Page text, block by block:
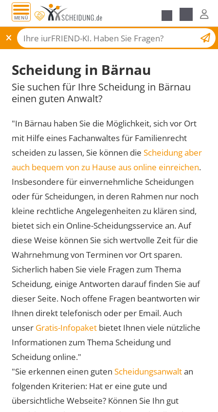
MENÜ
Scheidungsantrag
Scheidung in Bärnau
Sie suchen für Ihre Scheidung in Bärnau
einen guten Anwalt?
"In Bärnau haben Sie die Möglichkeit, sich vor Ort
mit Hilfe eines Fachanwaltes für Familienrecht
scheiden zu lassen, Sie können die Scheidung aber
auch bequem von zu Hause aus online einreichen.
Insbesondere für einvernehmliche Scheidungen
oder für Scheidungen, in deren Rahmen nur noch
kleine rechtliche Angelegenheiten zu klären sind,
bietet sich ein Online-Scheidungsservice an. Auf
diese Weise können Sie sich wertvolle Zeit für die
Wahrnehmung von Terminen vor Ort sparen.
Sicherlich haben Sie viele Fragen zum Thema
Scheidung, einige Antworten darauf finden Sie auf
dieser Seite. Noch offene Fragen beantworten wir
Ihnen direkt telefonisch oder per Email. Auch
unser Gratis-Infopaket bietet Ihnen viele nützliche
Informationen zum Thema Scheidung und
Scheidung online."
"Sie erkennen einen guten Scheidungsanwaltan
folgenden Kriterien: Hat er eine gute und
übersichtliche Webseite? Können Sie Ihn gut